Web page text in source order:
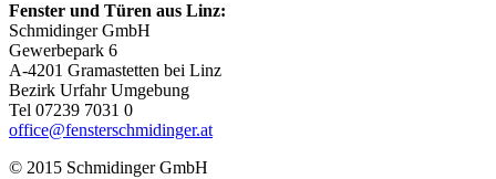
Fenster und Türen aus Linz:
Schmidinger GmbH
Gewerbepark 6
A-4201 Gramastetten bei Linz
Bezirk Urfahr Umgebung
Tel 07239 7031 0
office@fensterschmidinger.at
© 2015 Schmidinger GmbH